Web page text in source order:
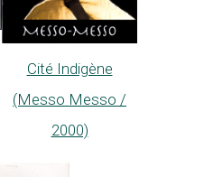
Cité Indigène
(Messo Messo /
2000)